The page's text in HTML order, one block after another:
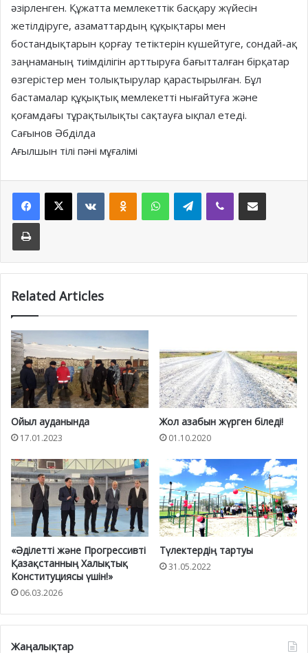
әзірленген. Құжатта мемлекеттік басқару жүйесін
жетілдіруге, азаматтардың құқықтары мен
бостандықтарын қорғау тетіктерін күшейтуге, сондай-ақ
заңнаманың тиімділігін арттыруға бағытталған бірқатар
өзгерістер мен толықтырулар қарастырылған. Бұл
бастамалар құқықтық мемлекетті нығайтуға және
қоғамдағы тұрақтылықты сақтауға ықпал етеді.
Сағынов Әбділда
Ағылшын тілі пәні мұғалімі
Facebook
X VKontakteOdnoklassniki
WhatsAppTelegramViber Share via Email
Print
Related Articles
Ойыл ауданында
17.01.2023
Жол азабын жүрген біледі!
01.10.2020
«Әділетті және Прогрессивті
Қазақстанның Халықтық
Конституциясы үшін!»
06.03.2026
Түлектердің тартуы
31.05.2022
Жаңалықтар